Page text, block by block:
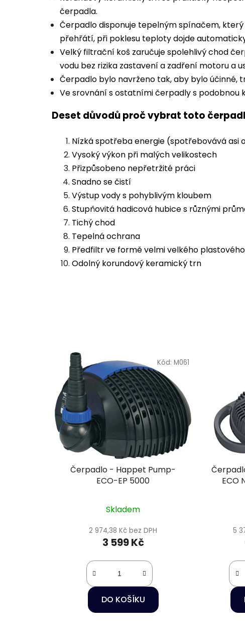
čerpadla.
Čerpadlo disponuje tepelným spínačem,
přehřátí, při poklesu teploty dojde
Velký filtrační koš zaručuje spolehlivý chod
vodu bez rizika zastavení a zadření motoru a
Čerpadlo bylo navrženo tak, aby bylo účinné,
Ve srovnání s ostatními čerpadly s
Deset důvodů proč vybrat toto
Nízká spotřeba energie (spotřebovává asi
Vysoký výkon při malých velikostech
Přizpůsobeno nepřetržité práci
Snadno se čistí
Výstup vody s pohyblivým kloubem
Stupňovitá hadicová hubice s různými
Tichý chod
Tepelná ochrana
Předfiltr ve formě velmi velkého
Odolný korundový keramický trn
Čerpadlo - Happet Pump-
ECO-EP 5000
Skladem
2 974,38 Kč bez DPH
3 599 Kč
DO KOŠÍKU
Kód: M061
ECO
5